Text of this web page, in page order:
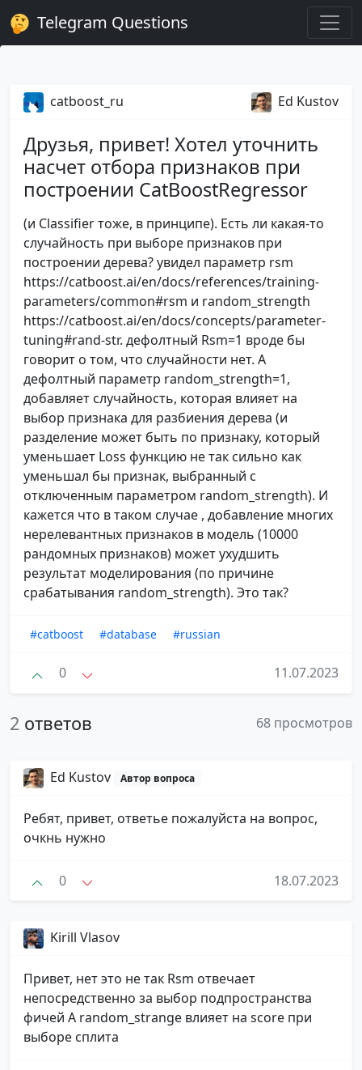
Telegram Questions
catboost_ru Ed Kustov
Друзья, привет! Хотел уточнить
насчет отбора признаков при
построении CatBoostRegressor
(и Classifier тоже, в принципе). Есть ли какая-то
случайность при выборе признаков при
построении дерева? увидел параметр rsm
https://catboost.ai/en/docs/references/training-
parameters/common#rsm и random_strength
https://catboost.ai/en/docs/concepts/parameter-
tuning#rand-str. дефолтный Rsm=1 вроде бы
говорит о том, что случайности нет. А
дефолтный параметр random_strength=1,
добавляет случайность, которая влияет на
выбор признака для разбиения дерева (и
разделение может быть по признаку, который
уменьшает Loss функцию не так сильно как
уменьшал бы признак, выбранный с
отключенным параметром random_strength). И
кажется что в таком случае , добавление многих
нерелевантных признаков в модель (10000
рандомных признаков) может ухудшить
результат моделирования (по причине
срабатывания random_strength). Это так?
#catboost #database #russian
0 11.07.2023
2 ответов 68 просмотров
Ed Kustov Автор вопроса
Ребят, привет, ответье пожалуйста на вопрос,
очкнь нужно
0 18.07.2023
Kirill Vlasov
Привет, нет это не так Rsm отвечает
непосредственно за выбор подпространства
фичей А random_strange влияет на score при
выборе сплита